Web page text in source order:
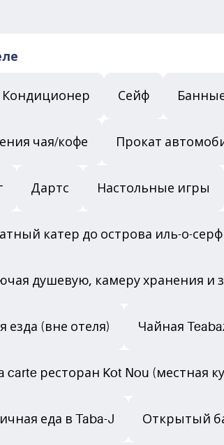
Кондиционер Сейф
чая/кофе Прокат
Дартс Настольные игры
катер до острова иль-о-серф
душевую, камеру хранения и
езда (вне отеля) Чайная
carte ресторан Kot Nou (местная
еда в Taba-J Открытый